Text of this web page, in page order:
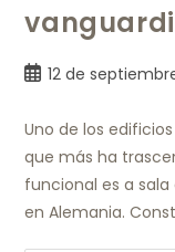
12 de
Uno de los
que más ha
funcional es a
en Alemania.